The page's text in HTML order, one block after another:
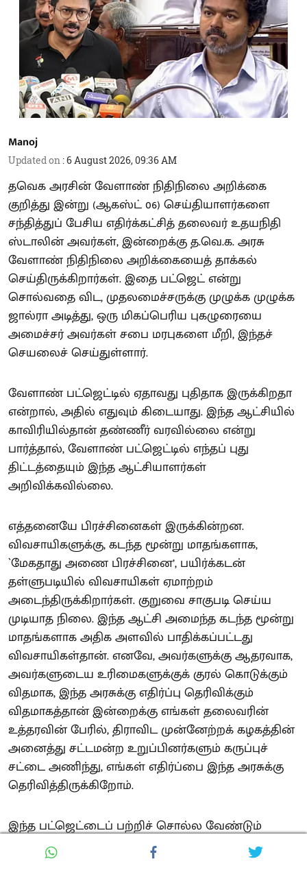
Manoj
Updated on :6 August 2026, 09:36 AM
தவெக அரசின் வேளாண் நிதிநிலை அறிக்கை
குறித்து இன்று (ஆகஸ்ட் 06) செய்தியாளர்களை
சந்தித்துப் பேசிய எதிர்க்கட்சித் தலைவர் உதயநிதி
ஸ்டாலின் அவர்கள், இன்றைக்கு த.வெ.க. அரசு
வேளாண் நிதிநிலை அறிக்கையைத் தாக்கல்
செய்திருக்கிறார்கள். இதை பட்ஜெட் என்று
சொல்வதை விட, முதலமைச்சருக்கு முழுக்க முழுக்க
ஜால்ரா அடித்து, ஒரு மிகப்பெரிய புகழுரையை
அமைச்சர் அவர்கள் சபை மரபுகளை மீறி, இந்தச்
செயலைச் செய்துள்ளார்.
வேளாண் பட்ஜெட்டில் ஏதாவது புதிதாக இருக்கிறதா
என்றால், அதில் எதுவும் கிடையாது. இந்த ஆட்சியில்
காவிரியில்தான் தண்ணீர் வரவில்லை என்று
பார்த்தால், வேளாண் பட்ஜெட்டில் எந்தப் புது
திட்டத்தையும் இந்த ஆட்சியாளர்கள்
அறிவிக்கவில்லை.
எத்தனையே பிரச்சினைகள் இருக்கின்றன.
விவசாயிகளுக்கு, கடந்த மூன்று மாதங்களாக,
`மேகதாது அணை பிரச்சினை’, பயிர்க்கடன்
தள்ளுபடியில் விவசாயிகள் ஏமாற்றம்
அடைந்திருக்கிறார்கள். குறுவை சாகுபடி செய்ய
முடியாத நிலை. இந்த ஆட்சி அமைந்த கடந்த மூன்று
மாதங்களாக அதிக அளவில் பாதிக்கப்பட்டது
விவசாயிகள்தான். எனவே, அவர்களுக்கு ஆதரவாக,
அவர்களுடைய உரிமைகளுக்குக் குரல் கொடுக்கும்
விதமாக, இந்த அரசுக்கு எதிர்ப்பு தெரிவிக்கும்
விதமாகத்தான் இன்றைக்கு எங்கள் தலைவரின்
உத்தரவின் பேரில், திராவிட முன்னேற்றக் கழகத்தின்
அனைத்து சட்டமன்ற உறுப்பினர்களும் கருப்புச்
சட்டை அணிந்து, எங்கள் எதிர்ப்பை இந்த அரசுக்கு
தெரிவித்திருக்கிறோம்.
இந்த பட்ஜெட்டைப் பற்றிச் சொல்ல வேண்டும்
என்றால், நேற்றைய தினம் போலத்தான்
இன்றைக்கும், திராவிட முன்னேற்றக் கழக அரசின்,